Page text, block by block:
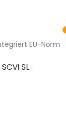
EU-Norm
SL